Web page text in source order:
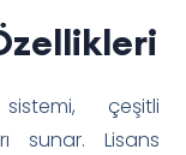
çeşitli
sunar. Lisans